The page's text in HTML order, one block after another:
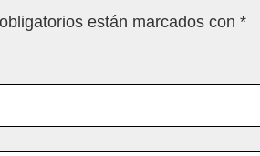
están marcados con *